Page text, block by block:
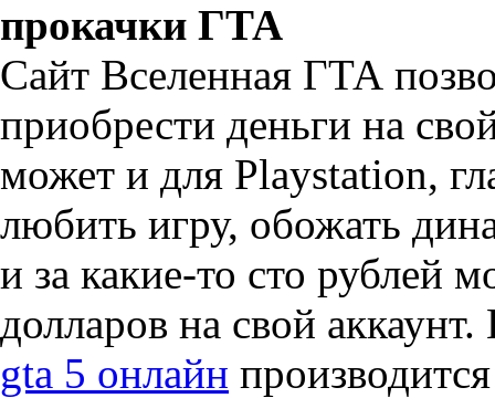
прокачки ГТА
Сайт Вселенная ГТА
приобрести деньги на
может и для Playstation,
любить игру, обожать
и за какие-то сто рублей
долларов на свой
gta 5 онлайн